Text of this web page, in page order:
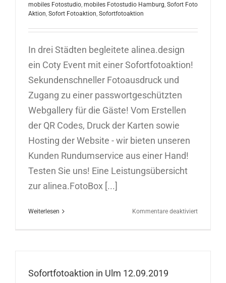
mobiles Fotostudio, mobiles Fotostudio Hamburg, Sofort Foto
Aktion, Sofort Fotoaktion, Sofortfotoaktion
In drei Städten begleitete alinea.design
ein Coty Event mit einer Sofortfotoaktion!
Sekundenschneller Fotoausdruck und
Zugang zu einer passwortgeschützten
Webgallery für die Gäste! Vom Erstellen
der QR Codes, Druck der Karten sowie
Hosting der Website - wir bieten unseren
Kunden Rundumservice aus einer Hand!
Testen Sie uns! Eine Leistungsübersicht
zur alinea.FotoBox [...]
Weiterlesen Kommentare deaktiviertfür
Sofortfotoaktion in Ulm 12.09.2019